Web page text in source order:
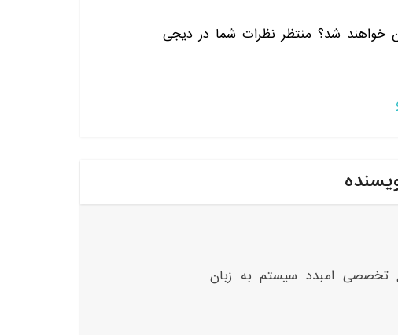
خواهند شد؟ منتظر نظرات شما در دیجی
تخصصی امبدد سیستم به زبان